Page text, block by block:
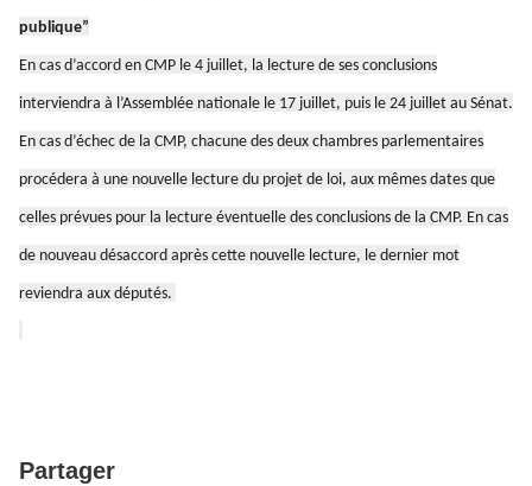
publique”
En cas d’accord en CMP le 4 juillet, la lecture de ses conclusions
interviendra à l’Assemblée nationale le 17 juillet, puis le 24 juillet au Sénat.
En cas d’échec de la CMP, chacune des deux chambres parlementaires
procédera à une nouvelle lecture du projet de loi, aux mêmes dates que
celles prévues pour la lecture éventuelle des conclusions de la CMP. En cas
de nouveau désaccord après cette nouvelle lecture, le dernier mot
reviendra aux députés.
Partager